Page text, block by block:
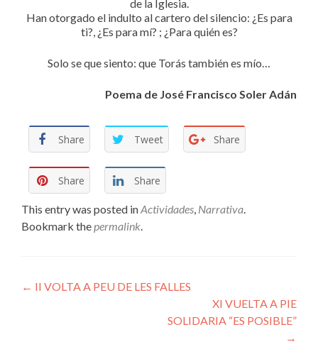
de la Iglesia.
Han otorgado el indulto al cartero del silencio: ¿Es para
ti?, ¿Es para mí? ; ¿Para quién es?
Solo se que siento: que Torás también es mío…
Poema de José Francisco Soler Adán
Share Tweet Share
Share Share
This entry was posted inActividades, Narrativa.
Bookmark thepermalink.
Navegador Publicaciones
← II VOLTA A PEU DE LES FALLES
XI VUELTA A PIE
SOLIDARIA “ES POSIBLE”
→